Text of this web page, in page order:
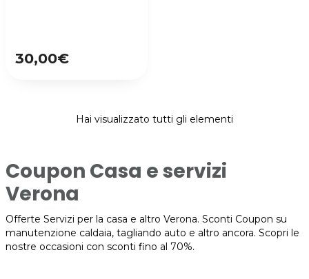
30,00€
Hai visualizzato tutti gli elementi
Coupon Casa e servizi
Verona
Offerte Servizi per la casa e altro Verona. Sconti Coupon su
manutenzione caldaia, tagliando auto e altro ancora. Scopri le
nostre occasioni con sconti fino al 70%.